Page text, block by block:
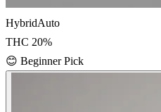
HybridAuto
THC 20%
😊 Beginner Pick